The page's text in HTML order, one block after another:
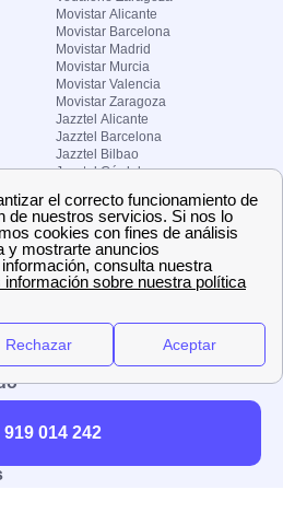
Movistar Alicante
Movistar Barcelona
Movistar Madrid
Movistar Murcia
Movistar Valencia
Movistar Zaragoza
Jazztel Alicante
Jazztel Barcelona
Jazztel Bilbao
Jazztel Córdoba
Jazztel Málaga
Jazztel Valencia
Jazztel Zaragoza
Nuestras ofertas de trabajo
Reino Unido
919 014 242